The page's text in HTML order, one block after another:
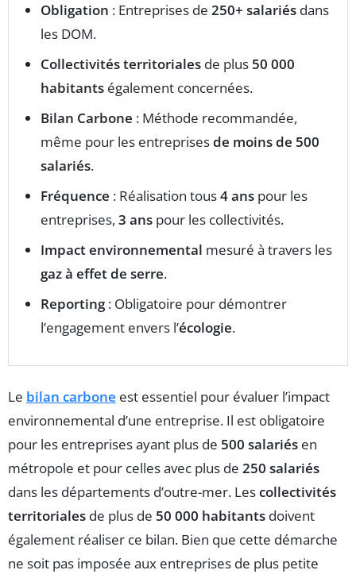
Obligation : Entreprises de 250+ salariés dans
les DOM.
Collectivités territoriales de plus 50 000
habitants également concernées.
Bilan Carbone : Méthode recommandée,
même pour les entreprisesde moins de 500
salariés.
Fréquence : Réalisation tous4 ans pour les
entreprises, 3 ans pour les collectivités.
Impact environnemental mesuré à travers les
gaz à effet de serre.
Reporting: Obligatoire pour démontrer
l’engagement envers l’écologie.
Le bilan carbone est essentiel pour évaluer l’impact
environnemental d’une entreprise. Il est obligatoire
pour les entreprises ayant plus de 500 salariés en
métropole et pour celles avec plus de 250 salariés
dans les départements d’outre-mer. Lescollectivités
territoriales de plus de 50 000 habitants doivent
également réaliser ce bilan. Bien que cette démarche
ne soit pas imposée aux entreprises de plus petite